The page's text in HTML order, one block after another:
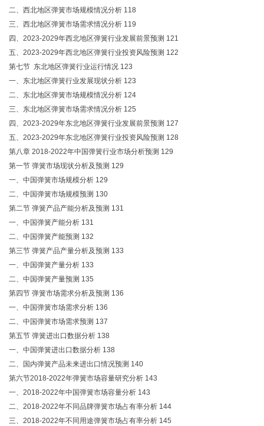
二、西北地区弹簧市场规模情况分析 118
三、西北地区弹簧市场需求情况分析 119
四、2023-2029年西北地区弹簧行业发展前景预测 121
五、2023-2029年西北地区弹簧行业投资风险预测 122
第七节 东北地区弹簧行业运行情况 123
一、东北地区弹簧行业发展现状分析 123
二、东北地区弹簧市场规模情况分析 124
三、东北地区弹簧市场需求情况分析 125
四、2023-2029年东北地区弹簧行业发展前景预测 127
五、2023-2029年东北地区弹簧行业投资风险预测 128
第八章 2018-2022年中国弹簧行业市场分析预测 129
第一节 弹簧市场现状分析及预测 129
一、中国弹簧市场规模分析 129
二、中国弹簧市场规模预测 130
第二节 弹簧产品产能分析及预测 131
一、中国弹簧产能分析 131
二、中国弹簧产能预测 132
第三节 弹簧产品产量分析及预测 133
一、中国弹簧产量分析 133
二、中国弹簧产量预测 135
第四节 弹簧市场需求分析及预测 136
一、中国弹簧市场需求分析 136
二、中国弹簧市场需求预测 137
第五节 弹簧进出口数据分析 138
一、中国弹簧进出口数据分析 138
二、国内弹簧产品未来进出口情况预测 140
第六节2018-2022年弹簧市场容量研究分析 143
一、2018-2022年中国弹簧市场容量分析 143
二、2018-2022年不同品牌弹簧市场占有率分析 144
三、2018-2022年不同用途弹簧市场占有率分析 145